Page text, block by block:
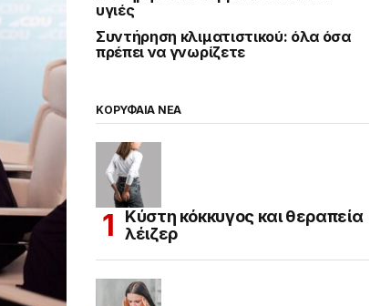
υγιές
Συντήρηση κλιματιστικού: όλα όσα
πρέπει να γνωρίζετε
ΚΟΡΥΦΑΙΑ ΝΕΑ
Κύστη κόκκυγος και θεραπεία
λέιζερ